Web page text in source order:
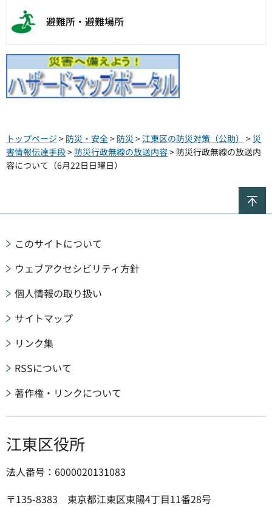
避難所・避難場所
トップページ > 防災・安全> 防災 >江東区の防災対策（公助） > 災
害情報伝達手段> 防災行政無線の放送内容> 防災行政無線の放送内
容について（6月22日日曜日）
このサイトについて
ウェブアクセシビリティ方針
個人情報の取り扱い
サイトマップ
リンク集
RSSについて
著作権・リンクについて
江東区役所
法人番号：6000020131083
〒135-8383 東京都江東区東陽4丁目11番28号